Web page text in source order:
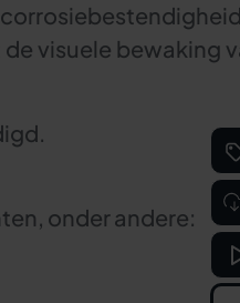
visuele bewaking
onder andere: